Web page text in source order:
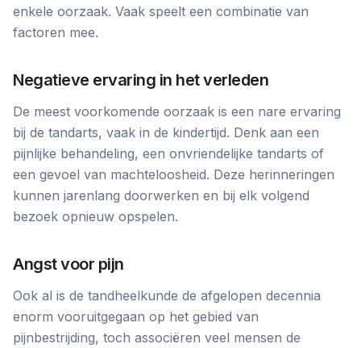
enkele oorzaak. Vaak speelt een combinatie van
factoren mee.
Negatieve ervaring in het verleden
De meest voorkomende oorzaak is een nare ervaring
bij de tandarts, vaak in de kindertijd. Denk aan een
pijnlijke behandeling, een onvriendelijke tandarts of
een gevoel van machteloosheid. Deze herinneringen
kunnen jarenlang doorwerken en bij elk volgend
bezoek opnieuw opspelen.
Angst voor pijn
Ook al is de tandheelkunde de afgelopen decennia
enorm vooruitgegaan op het gebied van
pijnbestrijding, toch associëren veel mensen de